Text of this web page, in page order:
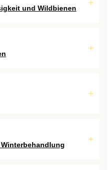
und Wildbienen